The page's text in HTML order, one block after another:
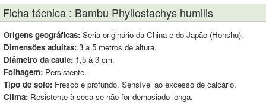
Ficha técnica : Bambu Phyllostachys humilis
Origens geográficas: Seria originário da China e do Japão (Honshu).
Dimensões adultas: 3 a 5 metros de altura.
Diâmetro da caule: 1,5 à 3 cm.
Folhagem: Persistente.
Tipo de solo: Fresco e profundo. Sensível ao excesso de calcário.
Clima: Resistente à seca se não for demasiado longa.